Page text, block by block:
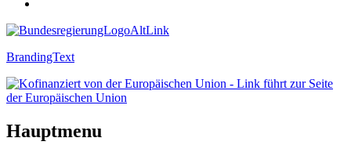
BrandingText
Hauptmenu